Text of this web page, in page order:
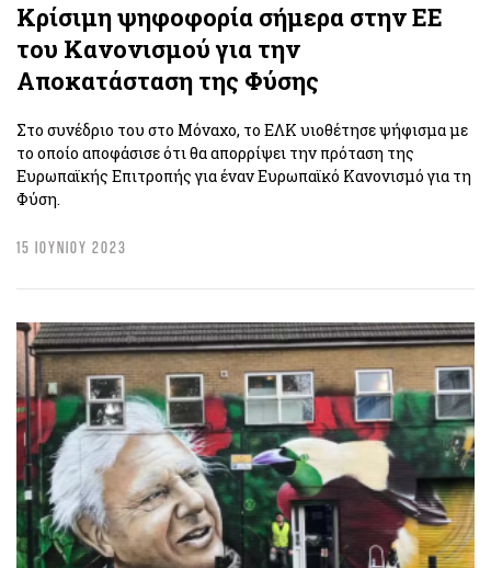
Κρίσιμη ψηφοφορία σήμερα στην ΕΕ
του Κανονισμού για την
Αποκατάσταση της Φύσης
Στο συνέδριο του στο Μόναχο, το ΕΛΚ υιοθέτησε ψήφισμα με
το οποίο αποφάσισε ότι θα απορρίψει την πρόταση της
Ευρωπαϊκής Επιτροπής για έναν Ευρωπαϊκό Κανονισμό για τη
Φύση.
15 ΙΟΥΝΙΟΥ 2023